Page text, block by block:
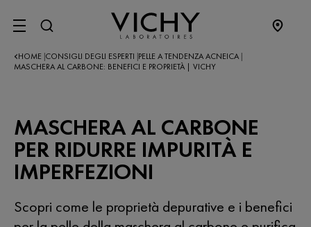
SITE MENU
HOME CONSIGLI DEGLI ESPERTI PELLE A TENDENZA ACNEICA
MASCHERA AL CARBONE: BENEFICI E PROPRIETÀ | VICHY
MASCHERA AL CARBONE
PER RIDURRE IMPURITÀ E
IMPERFEZIONI
Scopri come le proprietà depurative e i benefici